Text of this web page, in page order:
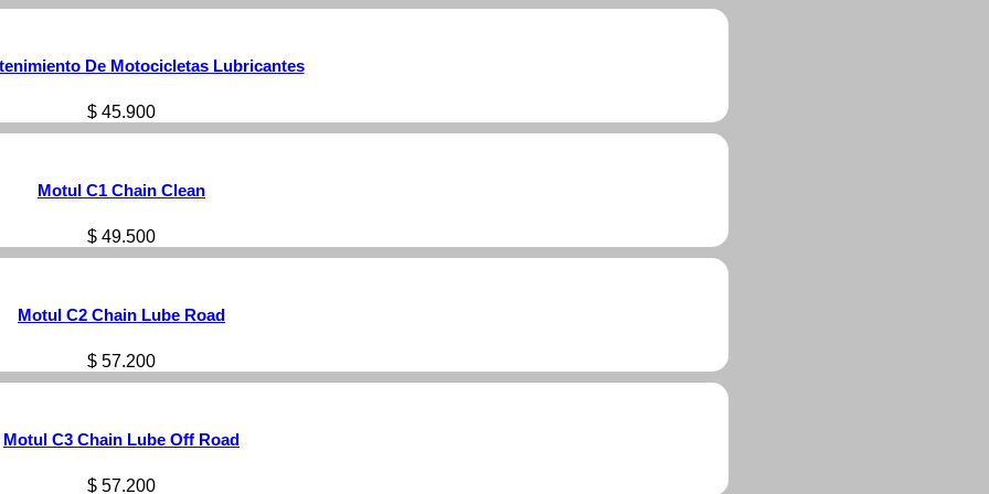
De Motocicletas Lubricantes
$ 45.900
Motul C1 Chain Clean
$ 49.500
Motul C2 Chain Lube Road
$ 57.200
Motul C3 Chain Lube Off Road
$ 57.200